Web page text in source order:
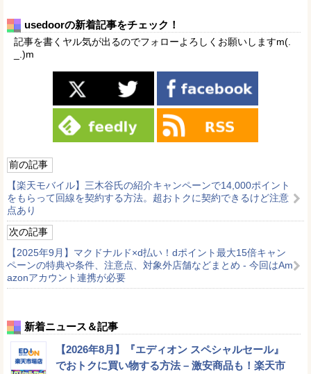
usedoorの新着記事をチェック！
記事を書くヤル気が出るのでフォローよろしくお願いしますm(.
_.)m
前の記事
【楽天モバイル】三木谷氏の紹介キャンペーンで14,000ポイント
をもらって回線を契約する方法。超おトクに契約できるけど注意
点あり
次の記事
【2025年9月】マクドナルド×d払い！dポイント最大15倍キャン
ペーンの特典や条件、注意点、対象外店舗などまとめ - 今回はAm
azonアカウント連携が必要
新着ニュース＆記事
【2026年8月】『エディオン スペシャルセール』
でおトクに買い物する方法 – 激安商品も！楽天市